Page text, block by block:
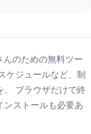
のための無料ツー
ケジュールなど、制
ブラウザだけで終
ンストールも必要あ